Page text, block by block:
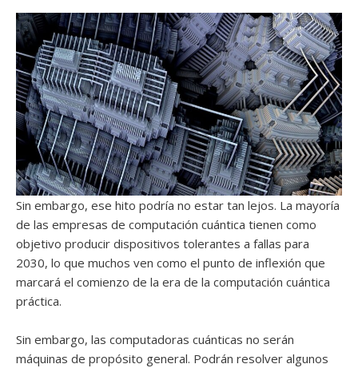
Sin embargo, ese hito podría no estar tan lejos. La mayoría
de las empresas de computación cuántica tienen como
objetivo producir dispositivos tolerantes a fallas para
2030, lo que muchos ven como el punto de inflexión que
marcará el comienzo de la era de la computación cuántica
práctica.
Sin embargo, las computadoras cuánticas no serán
máquinas de propósito general. Podrán resolver algunos